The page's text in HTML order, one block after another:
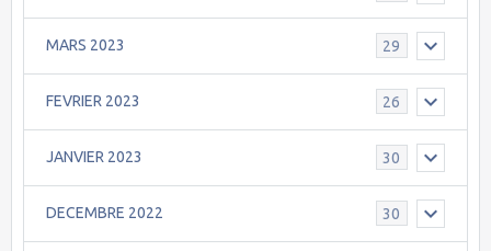
MARS 2023 29
FEVRIER 2023 26
JANVIER 2023 30
DECEMBRE 2022 30